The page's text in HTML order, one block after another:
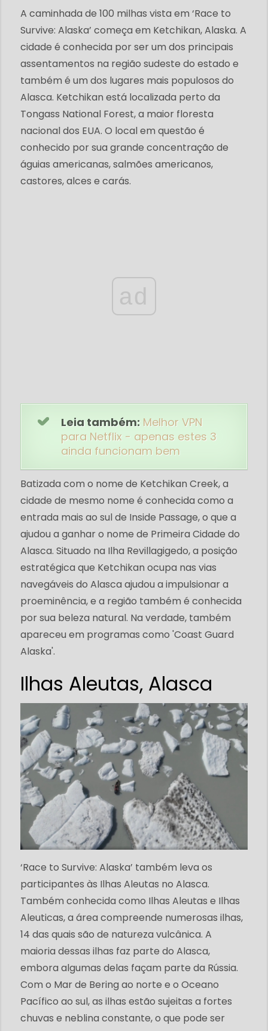
A caminhada de 100 milhas vista em ‘Race to
Survive: Alaska’ começa em Ketchikan, Alaska. A
cidade é conhecida por ser um dos principais
assentamentos na região sudeste do estado e
também é um dos lugares mais populosos do
Alasca. Ketchikan está localizada perto da
Tongass National Forest, a maior floresta
nacional dos EUA. O local em questão é
conhecido por sua grande concentração de
águias americanas, salmões americanos,
castores, alces e carás.
ad
Leia também: Melhor VPN
para Netflix - apenas estes 3
ainda funcionam bem
Batizada com o nome de Ketchikan Creek, a
cidade de mesmo nome é conhecida como a
entrada mais ao sul de Inside Passage, o que a
ajudou a ganhar o nome de Primeira Cidade do
Alasca. Situado na Ilha Revillagigedo, a posição
estratégica que Ketchikan ocupa nas vias
navegáveis ​​do Alasca ajudou a impulsionar a
proeminência, e a região também é conhecida
por sua beleza natural. Na verdade, também
apareceu em programas como 'Coast Guard
Alaska'.
Ilhas Aleutas, Alasca
‘Race to Survive: Alaska’ também leva os
participantes às Ilhas Aleutas no Alasca.
Também conhecida como Ilhas Aleutas e Ilhas
Aleuticas, a área compreende numerosas ilhas,
14 das quais são de natureza vulcânica. A
maioria dessas ilhas faz parte do Alasca,
embora algumas delas façam parte da Rússia.
Com o Mar de Bering ao norte e o Oceano
Pacífico ao sul, as ilhas estão sujeitas a fortes
chuvas e neblina constante, o que pode ser